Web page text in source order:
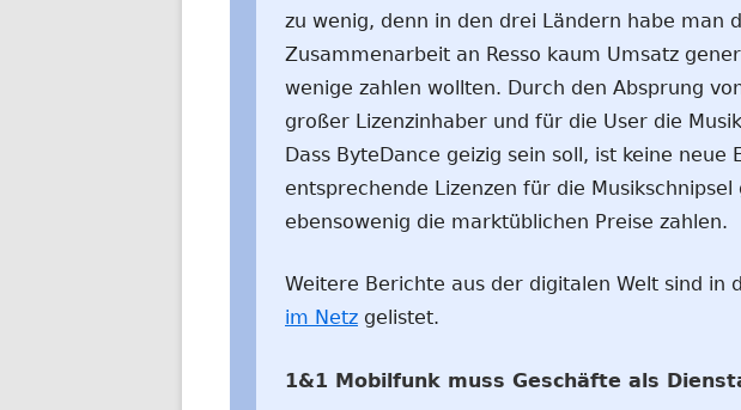
zu wenig, denn in den drei Ländern habe man
Zusammenarbeit an Resso kaum Umsatz
wenige zahlen wollten. Durch den Absprung
großer Lizenzinhaber und für die User die
Dass ByteDance geizig sein soll, ist keine neue
entsprechende Lizenzen für die
ebensowenig die marktüblichen Preise zahlen.
Weitere Berichte aus der digitalen Welt sind in
im Netz gelistet.
1&1 Mobilfunk muss Geschäfte als